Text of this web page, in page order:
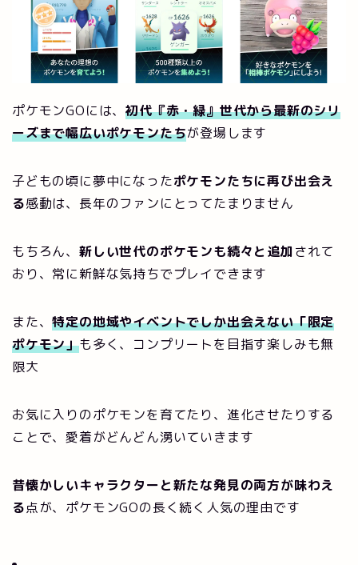
ポケモンGOには、初代『赤・緑』世代から最新のシリ
ーズまで幅広いポケモンたちが登場します
子どもの頃に夢中になったポケモンたちに再び出会え
る感動は、長年のファンにとってたまりません
もちろん、 新しい世代のポケモンも続々と追加 されて
おり、常に新鮮な気持ちでプレイできます
また、特定の地域やイベントでしか出会えない「限定
ポケモン」も多く、コンプリートを目指す楽しみも無
限大
お気に入りのポケモンを育てたり、進化させたりする
ことで、愛着がどんどん湧いていきます
昔懐かしいキャラクターと新たな発見の両方が味わえ
る点が、ポケモンGOの長く続く人気の理由です